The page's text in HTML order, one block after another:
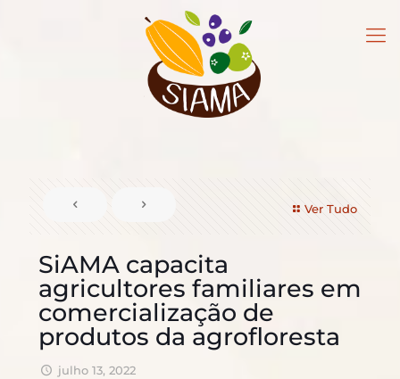
Ver Tudo
SiAMA capacita
agricultores familiares em
comercialização de
produtos da agrofloresta
julho 13, 2022